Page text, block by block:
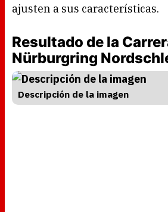
ajusten a sus características.
Resultado de la
Nürburgring
Descripción de la imagen